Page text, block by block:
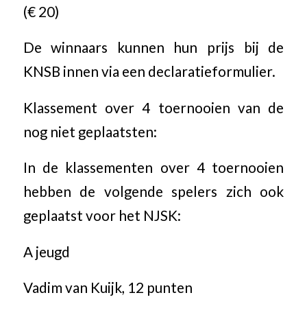
(€ 20)
De winnaars kunnen hun prijs bij de
KNSB innen via een declaratieformulier.
Klassement over 4 toernooien van de
nog niet geplaatsten:
In de klassementen over 4 toernooien
hebben de volgende spelers zich ook
geplaatst voor het NJSK:
A jeugd
Vadim van Kuijk, 12 punten